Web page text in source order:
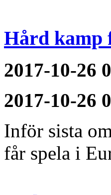
Hård kamp
2017-10-26
2017-10-26
Inför sista
får spela i